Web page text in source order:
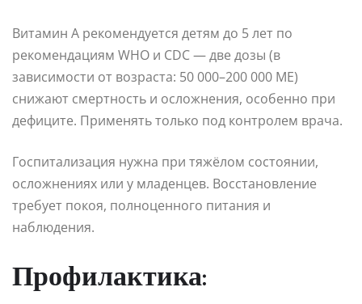
Витамин A рекомендуется детям до 5 лет по
рекомендациям WHO и CDC — две дозы (в
зависимости от возраста: 50 000–200 000 МЕ)
снижают смертность и осложнения, особенно при
дефиците. Применять только под контролем врача.
Госпитализация нужна при тяжёлом состоянии,
осложнениях или у младенцев. Восстановление
требует покоя, полноценного питания и
наблюдения.
Профилактика: